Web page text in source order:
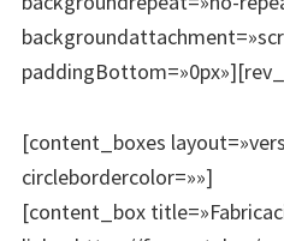
[content_boxes
circlebordercolor=»»]
[content_box